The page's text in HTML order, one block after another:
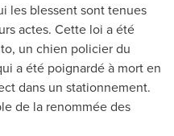
les blessent sont tenues
actes. Cette loi a été
un chien policier du
a été poignardé à mort en
dans un stationnement.
de la renommée des